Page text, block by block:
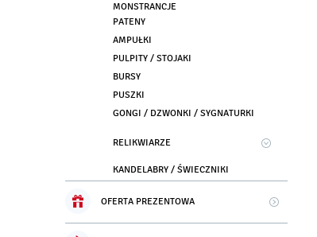
MONSTRANCJE
PATENY
AMPUŁKI
PULPITY / STOJAKI
BURSY
PUSZKI
GONGI / DZWONKI / SYGNATURKI
RELIKWIARZE
KANDELABRY / ŚWIECZNIKI
OFERTA PREZENTOWA